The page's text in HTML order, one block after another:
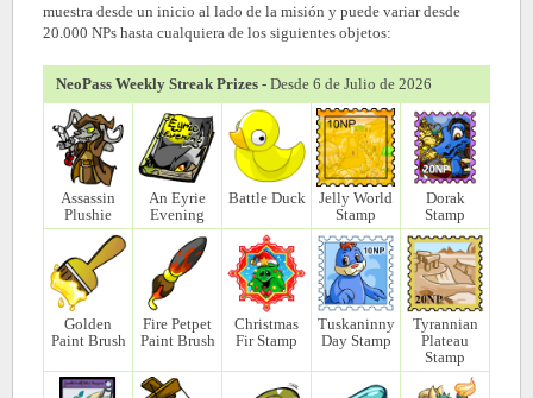
muestra desde un inicio al lado de la misión y puede variar desde
20.000 NPs hasta cualquiera de los siguientes objetos:
NeoPass Weekly Streak Prizes - Desde 6 de Julio de 2026
Assassin
Plushie
An Eyrie
Evening
Battle Duck
Jelly World
Stamp
Dorak
Stamp
Golden
Paint Brush
Fire Petpet
Paint Brush
Christmas
Fir Stamp
Tuskaninny
Day Stamp
Tyrannian
Plateau
Stamp